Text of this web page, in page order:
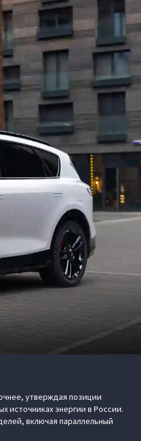
утверждая позиции
источниках энергии в России.
включая параллельный